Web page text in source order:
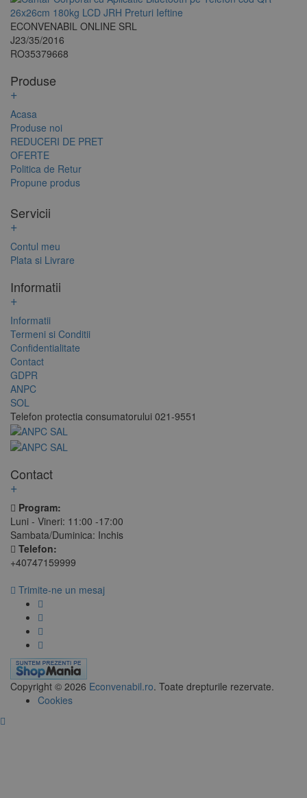
ECONVENABIL ONLINE SRL
J23/35/2016
RO35379668
Produse
+
Acasa
Produse noi
REDUCERI DE PRET
OFERTE
Politica de Retur
Propune produs
Servicii
+
Contul meu
Plata si Livrare
Informatii
+
Informatii
Termeni si Conditii
Confidentialitate
Contact
GDPR
ANPC
SOL
Telefon protectia consumatorului 021-9551
Contact
+
Program:
Luni - Vineri: 11:00 -17:00
Sambata/Duminica: Inchis
Telefon:
+40747159999
Trimite-ne un mesaj
Copyright © 2026 Econvenabil.ro. Toate drepturile rezervate.
Cookies